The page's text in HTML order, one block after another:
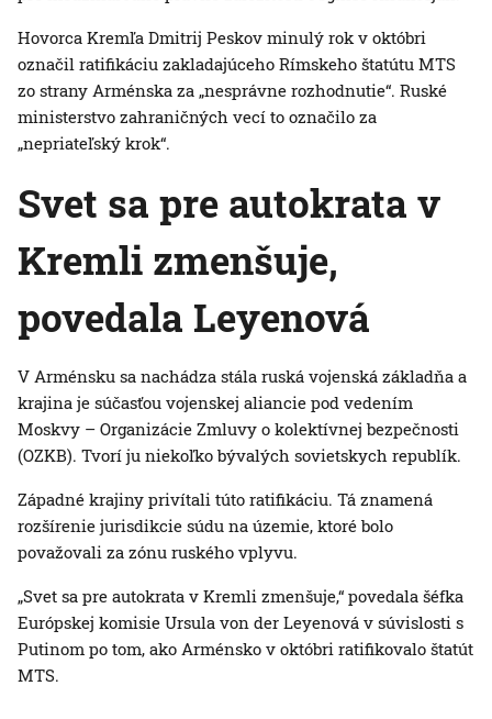
Hovorca Kremľa Dmitrij Peskov minulý rok v októbri
označil ratifikáciu zakladajúceho Rímskeho štatútu MTS
zo strany Arménska za „nesprávne rozhodnutie“. Ruské
ministerstvo zahraničných vecí to označilo za
„nepriateľský krok“.
Svet sa pre autokrata v
Kremli zmenšuje,
povedala Leyenová
V Arménsku sa nachádza stála ruská vojenská základňa a
krajina je súčasťou vojenskej aliancie pod vedením
Moskvy – Organizácie Zmluvy o kolektívnej bezpečnosti
(OZKB). Tvorí ju niekoľko bývalých sovietskych republík.
Západné krajiny privítali túto ratifikáciu. Tá znamená
rozšírenie jurisdikcie súdu na územie, ktoré bolo
považovali za zónu ruského vplyvu.
„Svet sa pre autokrata v Kremli zmenšuje,“ povedala šéfka
Európskej komisie Ursula von der Leyenová v súvislosti s
Putinom po tom, ako Arménsko v októbri ratifikovalo štatút
MTS.